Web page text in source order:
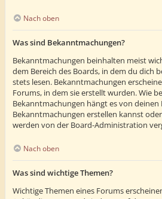
Nach oben
Was sind Bekanntmachungen?
Bekanntmachungen beinhalten meist
dem Bereich des Boards, in dem du dich
stets lesen. Bekanntmachungen
Forums, in dem sie erstellt wurden. Wie
Bekanntmachungen hängt es von
Bekanntmachungen erstellen kannst
werden von der Board-Administration
Nach oben
Was sind wichtige Themen?
Wichtige Themen eines Forums